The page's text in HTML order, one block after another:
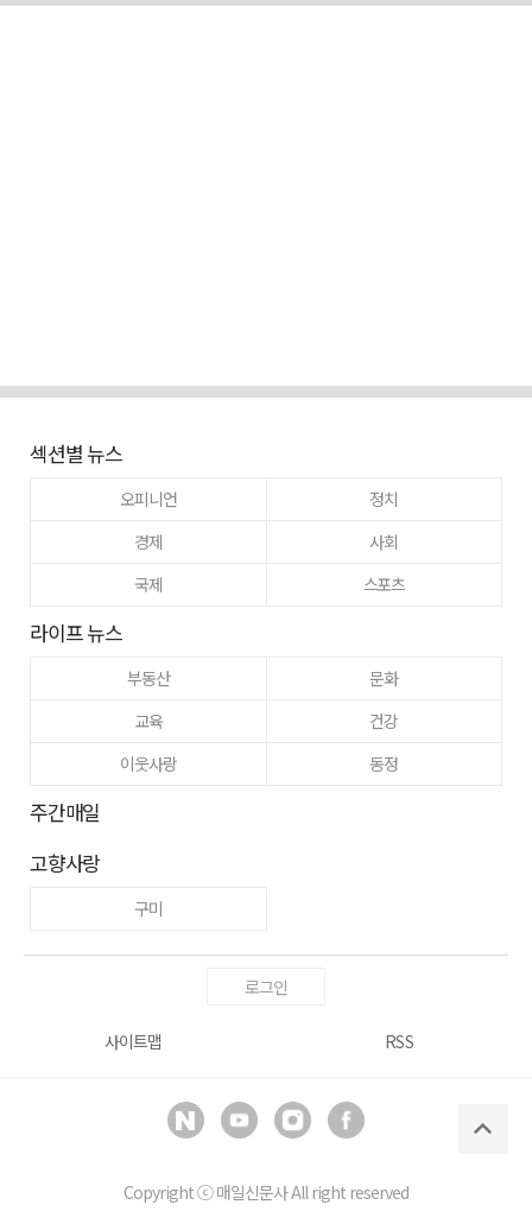
섹션별 뉴스
오피니언
정치
경제
사회
국제
스포츠
라이프 뉴스
부동산
문화
교육
건강
이웃사랑
동정
주간매일
고향사랑
구미
로그인
사이트맵 RSS
Copyright ⓒ매일신문사All right reserved